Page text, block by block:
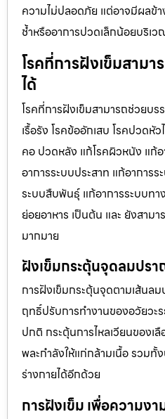
ความไม่ปลอดภัย แต่อาจมีผลข้
ช้ำหรืออาการปวดเล็กน้อยบริเ
โรคที่การฝังเข็มสามา
ได้
โรคที่การฝังเข็มสามารถช่วยบร
เรื้อรัง โรคข้ออักเสบ โรคปวดหั
คอ ปวดหลัง แก้โรคผิวหนัง แก้
อาการระบบประสาท แก้อาการร
ระบบสืบพันธุ์ แก้อาการระบบทา
ย่อยอาหาร เป็นต้น และ ยังสาม
มากมาย
ฝังเข็มกระตุ้นจุดลมปร
การฝังเข็มกระตุ้นจุดตามเส้นล
ฤทธิ์ปรับการทำงานของอวัยวะ
ปกติ กระตุ้นการไหลเวียนของเ
พละกำลังให้แก่กล้ามเนื้อ รวม
ร่างกายได้อีกด้วย
การฝังเข็ม เพื่อความง